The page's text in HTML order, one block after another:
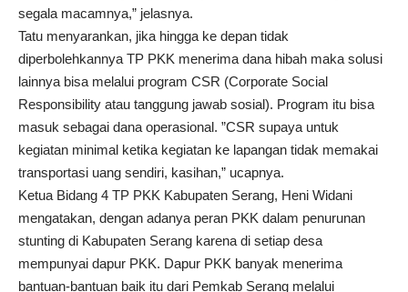
segala macamnya,” jelasnya.
Tatu menyarankan, jika hingga ke depan tidak
diperbolehkannya TP PKK menerima dana hibah maka solusi
lainnya bisa melalui program CSR (Corporate Social
Responsibility atau tanggung jawab sosial). Program itu bisa
masuk sebagai dana operasional. ”CSR supaya untuk
kegiatan minimal ketika kegiatan ke lapangan tidak memakai
transportasi uang sendiri, kasihan,” ucapnya.
Ketua Bidang 4 TP PKK Kabupaten Serang, Heni Widani
mengatakan, dengan adanya peran PKK dalam penurunan
stunting di Kabupaten Serang karena di setiap desa
mempunyai dapur PKK. Dapur PKK banyak menerima
bantuan-bantuan baik itu dari Pemkab Serang melalui